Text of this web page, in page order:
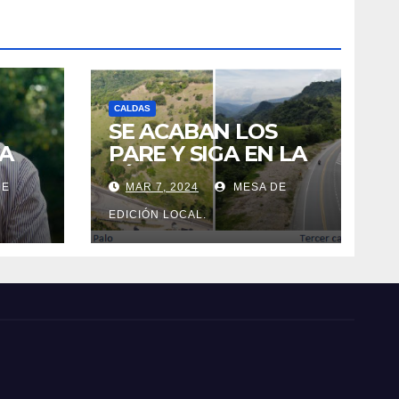
LA
CALDAS
SE ACABAN LOS
PARE Y SIGA EN LA
VÍA MANIZALES-
MEDELLÍN.
MAR 7, 2024 MESA DE
EDICIÓN LOCAL.